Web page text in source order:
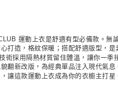
運動上衣是舒適有型必備款。無
打造，格紋保暖；搭配舒適版型，
術採用隔熱材質留住體溫，讓你一季
翻新改版，為經典單品注入現代氣
讓這款運動上衣成為你的衣櫥主打